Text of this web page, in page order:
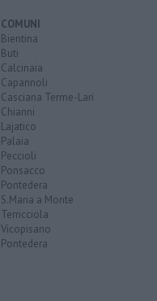
COMUNI
Bientina
Buti
Calcinaia
Capannoli
Casciana Terme-Lari
Chianni
Lajatico
Palaia
Peccioli
Ponsacco
Pontedera
S.Maria a Monte
Terricciola
Vicopisano
Pontedera